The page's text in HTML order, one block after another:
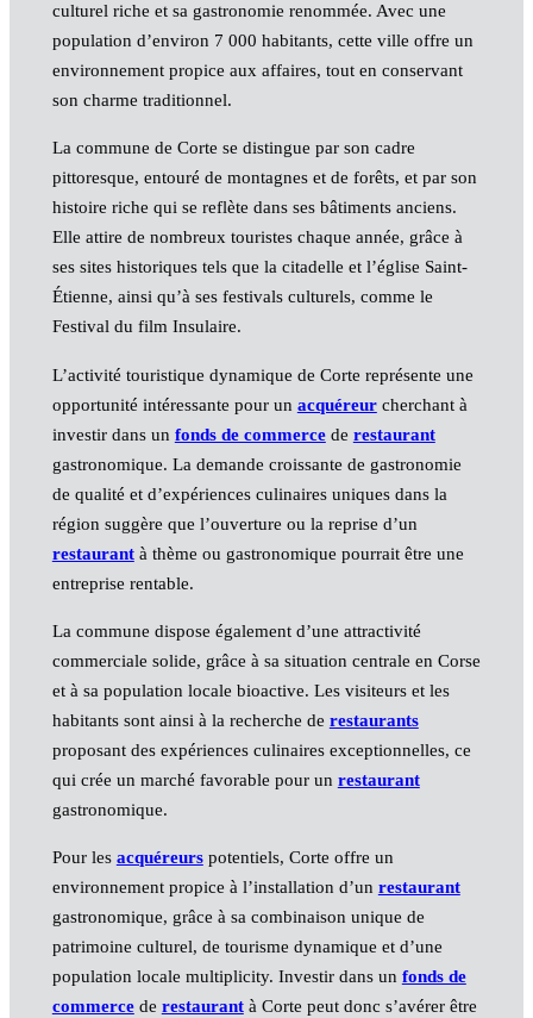
culturel riche et sa gastronomie renommée. Avec une
population d’environ 7 000 habitants, cette ville offre un
environnement propice aux affaires, tout en conservant
son charme traditionnel.
La commune de Corte se distingue par son cadre
pittoresque, entouré de montagnes et de forêts, et par son
histoire riche qui se reflète dans ses bâtiments anciens.
Elle attire de nombreux touristes chaque année, grâce à
ses sites historiques tels que la citadelle et l’église Saint-
Étienne, ainsi qu’à ses festivals culturels, comme le
Festival du film Insulaire.
L’activité touristique dynamique de Corte représente une
opportunité intéressante pour un acquéreurcherchant à
investir dans un fonds de commercede restaurant
gastronomique. La demande croissante de gastronomie
de qualité et d’expériences culinaires uniques dans la
région suggère que l’ouverture ou la reprise d’un
restaurantà thème ou gastronomique pourrait être une
entreprise rentable.
La commune dispose également d’une attractivité
commerciale solide, grâce à sa situation centrale en Corse
et à sa population locale bioactive. Les visiteurs et les
habitants sont ainsi à la recherche de restaurants
proposant des expériences culinaires exceptionnelles, ce
qui crée un marché favorable pour un restaurant
gastronomique.
Pour les acquéreurspotentiels, Corte offre un
environnement propice à l’installation d’un restaurant
gastronomique, grâce à sa combinaison unique de
patrimoine culturel, de tourisme dynamique et d’une
population locale multiplicity. Investir dans un fonds de
commercede restaurantà Corte peut donc s’avérer être